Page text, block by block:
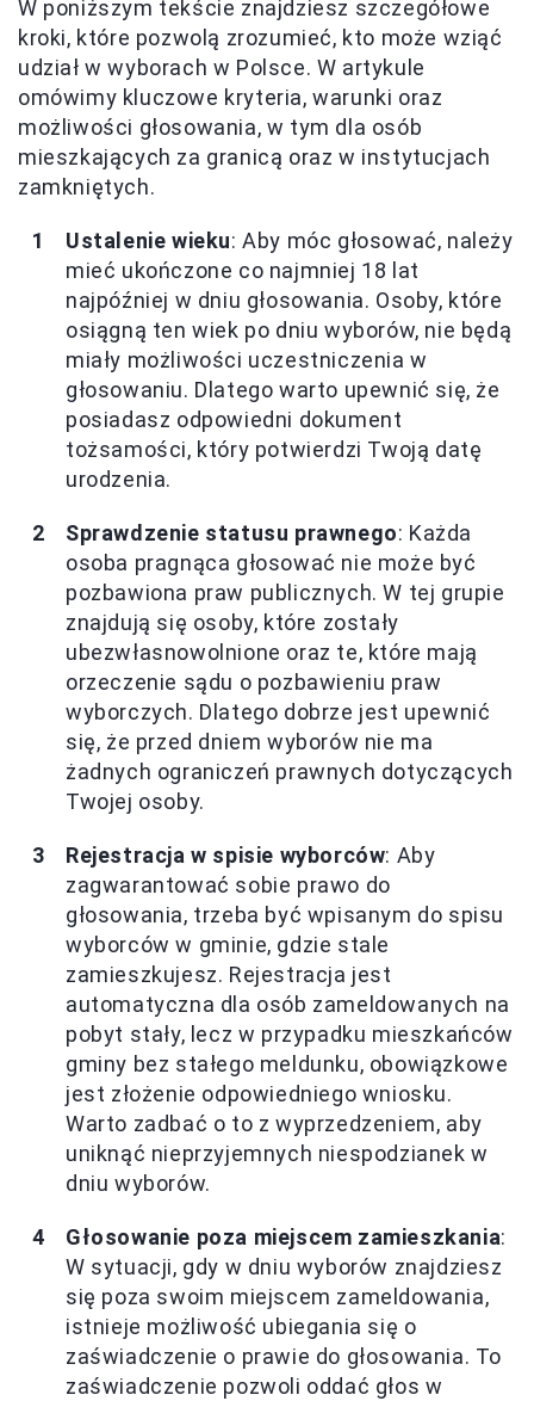
W poniższym tekście znajdziesz szczegółowe
kroki, które pozwolą zrozumieć, kto może wziąć
udział w wyborach w Polsce. W artykule
omówimy kluczowe kryteria, warunki oraz
możliwości głosowania, w tym dla osób
mieszkających za granicą oraz w instytucjach
zamkniętych.
Ustalenie wieku: Aby móc głosować, należy
mieć ukończone co najmniej 18 lat
najpóźniej w dniu głosowania. Osoby, które
osiągną ten wiek po dniu wyborów, nie będą
miały możliwości uczestniczenia w
głosowaniu. Dlatego warto upewnić się, że
posiadasz odpowiedni dokument
tożsamości, który potwierdzi Twoją datę
urodzenia.
Sprawdzenie statusu prawnego: Każda
osoba pragnąca głosować nie może być
pozbawiona praw publicznych. W tej grupie
znajdują się osoby, które zostały
ubezwłasnowolnione oraz te, które mają
orzeczenie sądu o pozbawieniu praw
wyborczych. Dlatego dobrze jest upewnić
się, że przed dniem wyborów nie ma
żadnych ograniczeń prawnych dotyczących
Twojej osoby.
Rejestracja w spisie wyborców: Aby
zagwarantować sobie prawo do
głosowania, trzeba być wpisanym do spisu
wyborców w gminie, gdzie stale
zamieszkujesz. Rejestracja jest
automatyczna dla osób zameldowanych na
pobyt stały, lecz w przypadku mieszkańców
gminy bez stałego meldunku, obowiązkowe
jest złożenie odpowiedniego wniosku.
Warto zadbać o to z wyprzedzeniem, aby
uniknąć nieprzyjemnych niespodzianek w
dniu wyborów.
Głosowanie poza miejscem zamieszkania:
W sytuacji, gdy w dniu wyborów znajdziesz
się poza swoim miejscem zameldowania,
istnieje możliwość ubiegania się o
zaświadczenie o prawie do głosowania. To
zaświadczenie pozwoli oddać głos w